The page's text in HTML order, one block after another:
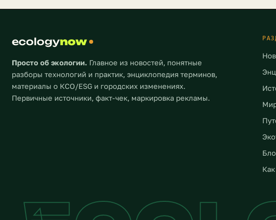
предварительные итоги удара
мировое сообщество […]
ecologynow
Просто об экологии. Главное из новостей, понятные
разборы технологий и практик, энциклопедия терминов,
материалы о КСО/ESG и городских изменениях.
Первичные источники, факт-чек, маркировка рекламы.